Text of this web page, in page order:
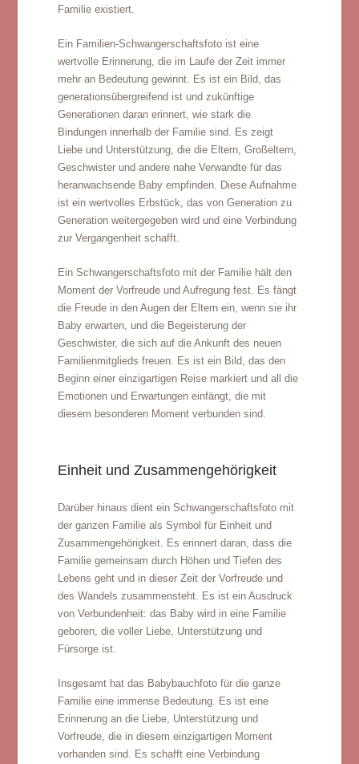
Familie existiert.
Ein Familien-Schwangerschaftsfoto ist eine
wertvolle Erinnerung, die im Laufe der Zeit immer
mehr an Bedeutung gewinnt. Es ist ein Bild, das
generationsübergreifend ist und zukünftige
Generationen daran erinnert, wie stark die
Bindungen innerhalb der Familie sind. Es zeigt
Liebe und Unterstützung, die die Eltern, Großeltern,
Geschwister und andere nahe Verwandte für das
heranwachsende Baby empfinden. Diese Aufnahme
ist ein wertvolles Erbstück, das von Generation zu
Generation weitergegeben wird und eine Verbindung
zur Vergangenheit schafft.
Ein Schwangerschaftsfoto mit der Familie hält den
Moment der Vorfreude und Aufregung fest. Es fängt
die Freude in den Augen der Eltern ein, wenn sie ihr
Baby erwarten, und die Begeisterung der
Geschwister, die sich auf die Ankunft des neuen
Familienmitglieds freuen. Es ist ein Bild, das den
Beginn einer einzigartigen Reise markiert und all die
Emotionen und Erwartungen einfängt, die mit
diesem besonderen Moment verbunden sind.
Einheit und Zusammengehörigkeit
Darüber hinaus dient ein Schwangerschaftsfoto mit
der ganzen Familie als Symbol für Einheit und
Zusammengehörigkeit. Es erinnert daran, dass die
Familie gemeinsam durch Höhen und Tiefen des
Lebens geht und in dieser Zeit der Vorfreude und
des Wandels zusammensteht. Es ist ein Ausdruck
von Verbundenheit: das Baby wird in eine Familie
geboren, die voller Liebe, Unterstützung und
Fürsorge ist.
Insgesamt hat das Babybauchfoto für die ganze
Familie eine immense Bedeutung. Es ist eine
Erinnerung an die Liebe, Unterstützung und
Vorfreude, die in diesem einzigartigen Moment
vorhanden sind. Es schafft eine Verbindung